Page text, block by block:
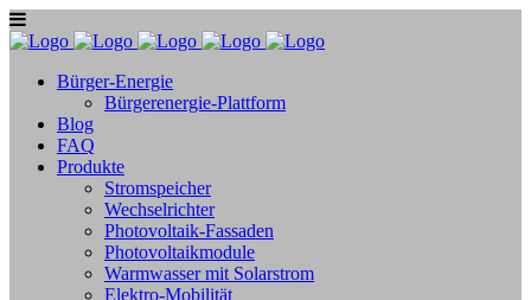
Bürger-Energie
Bürgerenergie-Plattform
Blog
FAQ
Produkte
Stromspeicher
Wechselrichter
Photovoltaik-Fassaden
Photovoltaikmodule
Warmwasser mit Solarstrom
Elektro-Mobilität